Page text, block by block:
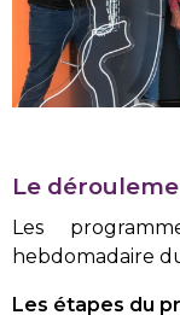
Le
Les
hebdomadaire
Les étapes du